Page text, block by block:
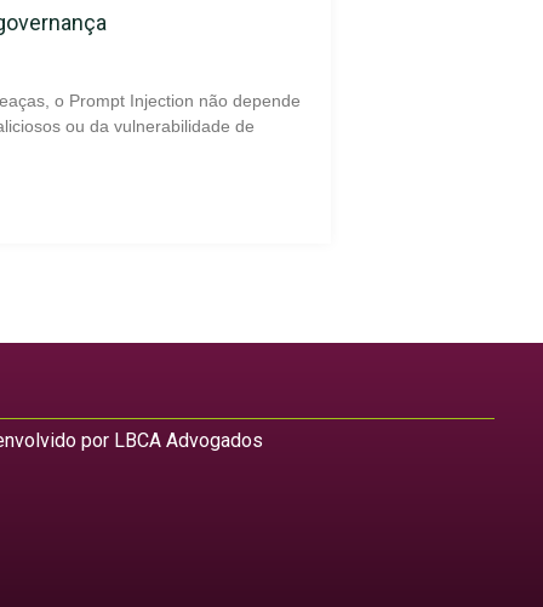
o Prompt Injection não depende
ou da vulnerabilidade de
por LBCA Advogados